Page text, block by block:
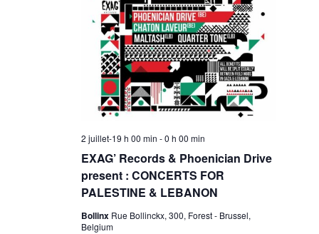
EXAG’ Records & Phoenician Drive
present : CONCERTS FOR
PALESTINE & LEBANON
2 juillet-19 h 00 min -0 h 00 min
Bollinx Rue Bollinckx, 300, Forest - Brussel,
Belgium